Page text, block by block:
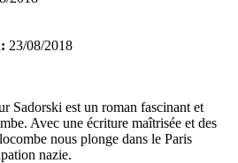
23/08/2018
Sadorski est un roman fascinant et
Avec une écriture maîtrisée et des
nous plonge dans le Paris
nazie.